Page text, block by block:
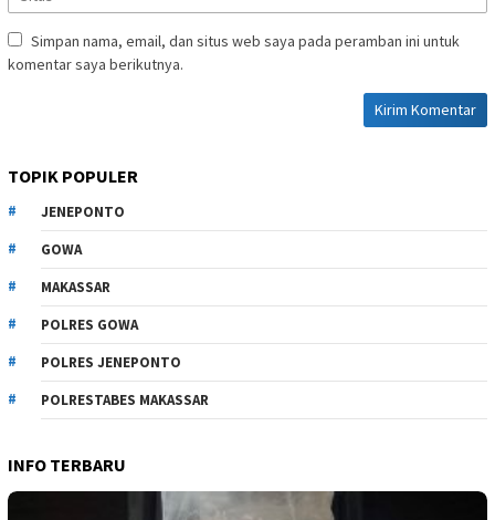
Simpan nama, email, dan situs web saya pada peramban ini untuk
komentar saya berikutnya.
TOPIK POPULER
JENEPONTO
GOWA
MAKASSAR
POLRES GOWA
POLRES JENEPONTO
POLRESTABES MAKASSAR
INFO TERBARU